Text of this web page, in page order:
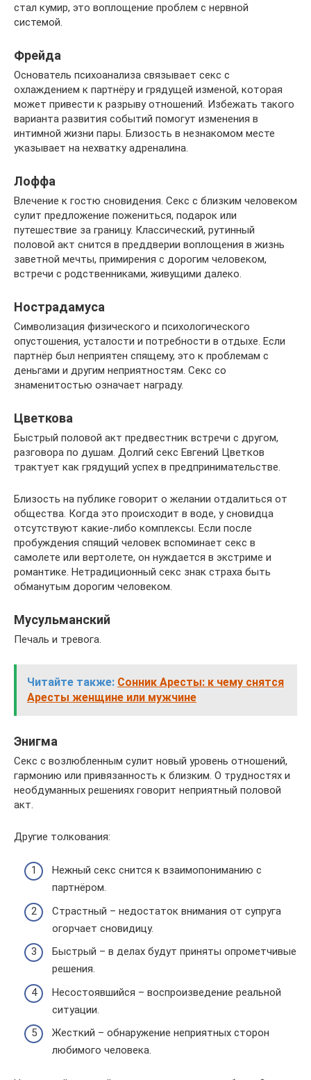
стал кумир, это воплощение проблем с нервной
системой.
Фрейда
Основатель психоанализа связывает секс с
охлаждением к партнёру и грядущей изменой, которая
может привести к разрыву отношений. Избежать такого
варианта развития событий помогут изменения в
интимной жизни пары. Близость в незнакомом месте
указывает на нехватку адреналина.
Лоффа
Влечение к гостю сновидения. Секс с близким человеком
сулит предложение пожениться, подарок или
путешествие за границу. Классический, рутинный
половой акт снится в преддверии воплощения в жизнь
заветной мечты, примирения с дорогим человеком,
встречи с родственниками, живущими далеко.
Нострадамуса
Символизация физического и психологического
опустошения, усталости и потребности в отдыхе. Если
партнёр был неприятен спящему, это к проблемам с
деньгами и другим неприятностям. Секс со
знаменитостью означает награду.
Цветкова
Быстрый половой акт предвестник встречи с другом,
разговора по душам. Долгий секс Евгений Цветков
трактует как грядущий успех в предпринимательстве.
Близость на публике говорит о желании отдалиться от
общества. Когда это происходит в воде, у сновидца
отсутствуют какие-либо комплексы. Если после
пробуждения спящий человек вспоминает секс в
самолете или вертолете, он нуждается в экстриме и
романтике. Нетрадиционный секс знак страха быть
обманутым дорогим человеком.
Мусульманский
Печаль и тревога.
Читайте также: Сонник Аресты: к чему снятся
Аресты женщине или мужчине
Энигма
Секс с возлюбленным сулит новый уровень отношений,
гармонию или привязанность к близким. О трудностях и
необдуманных решениях говорит неприятный половой
акт.
Другие толкования:
Нежный секс снится к взаимопониманию с
партнёром.
Страстный – недостаток внимания от супруга
огорчает сновидицу.
Быстрый – в делах будут приняты опрометчивые
решения.
Несостоявшийся – воспроизведение реальной
ситуации.
Жесткий – обнаружение неприятных сторон
любимого человека.